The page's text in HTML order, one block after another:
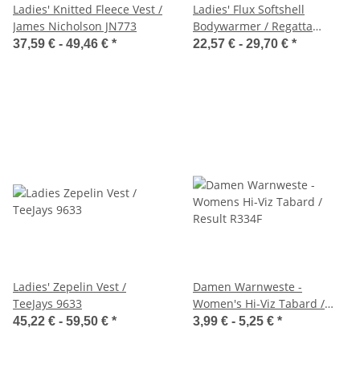
Ladies' Knitted Fleece Vest /
James Nicholson JN773
37,59 € - 49,46 € *
Ladies' Flux Softshell
Bodywarmer / Regatta
TRA790
22,57 € - 29,70 € *
Ladies' Zepelin Vest /
TeeJays 9633
45,22 € - 59,50 € *
Damen Warnweste -
Women's Hi-Viz Tabard /
Result R334F
3,99 € - 5,25 € *